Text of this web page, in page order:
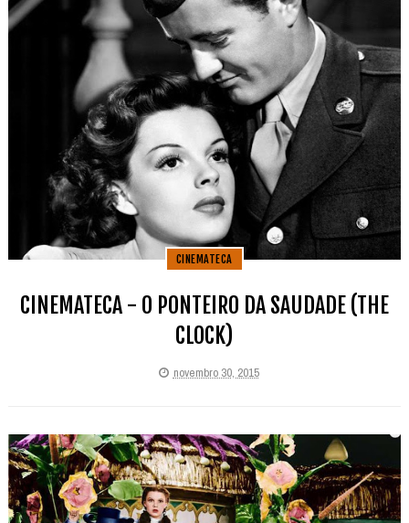
CINEMATECA
CINEMATECA - O PONTEIRO DA SAUDADE (THE
CLOCK)
novembro 30, 2015